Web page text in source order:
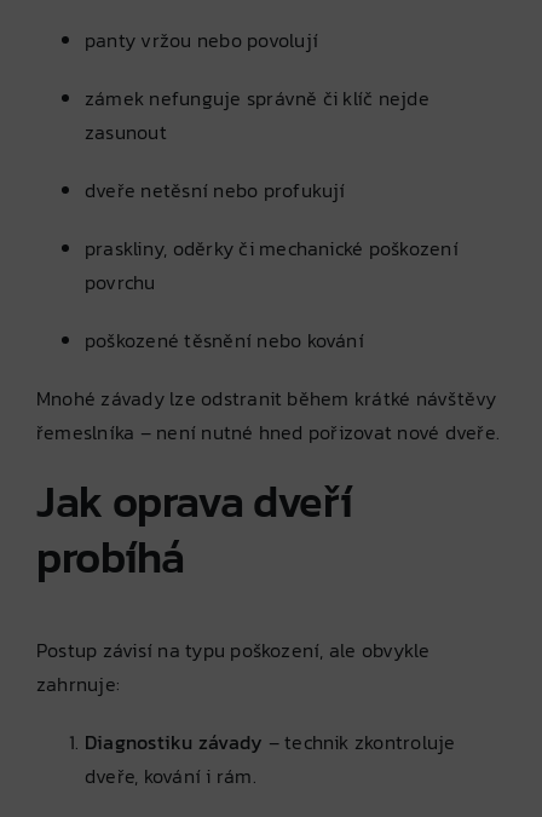
panty vržou nebo povolují
zámek nefunguje správně či klíč nejde
zasunout
dveře netěsní nebo profukují
praskliny, oděrky či mechanické poškození
povrchu
poškozené těsnění nebo kování
Mnohé závady lze odstranit během krátké návštěvy
řemeslníka – není nutné hned pořizovat nové dveře.
Jak oprava dveří
probíhá
Postup závisí na typu poškození, ale obvykle
zahrnuje:
Diagnostiku závady – technik zkontroluje
dveře, kování i rám.